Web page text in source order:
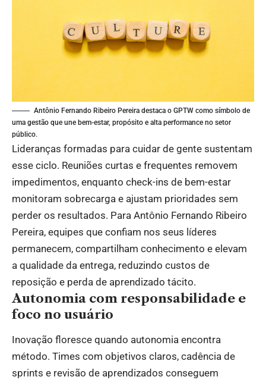
Antônio Fernando Ribeiro Pereira destaca o GPTW como símbolo de
uma gestão que une bem-estar, propósito e alta performance no setor
público.
Lideranças formadas para cuidar de gente sustentam
esse ciclo. Reuniões curtas e frequentes removem
impedimentos, enquanto check-ins de bem-estar
monitoram sobrecarga e ajustam prioridades sem
perder os resultados. Para Antônio Fernando Ribeiro
Pereira, equipes que confiam nos seus líderes
permanecem, compartilham conhecimento e elevam
a qualidade da entrega, reduzindo custos de
reposição e perda de aprendizado tácito.
Autonomia com responsabilidade e
foco no usuário
Inovação floresce quando autonomia encontra
método. Times com objetivos claros, cadência de
sprints e revisão de aprendizados conseguem